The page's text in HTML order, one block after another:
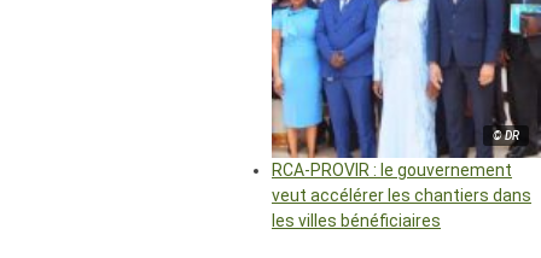
© DR
RCA-PROVIR : le gouvernement
veut accélérer les chantiers dans
les villes bénéficiaires